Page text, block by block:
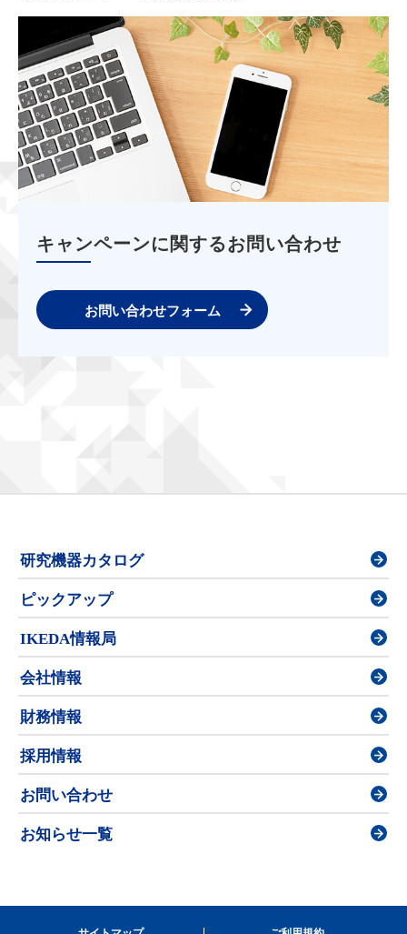
キャンペーンに関するお問い合わせ
お問い合わせフォーム
研究機器カタログ
ピックアップ
IKEDA情報局
会社情報
財務情報
採用情報
お問い合わせ
お知らせ一覧